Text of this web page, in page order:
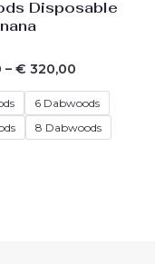
Disposable
– € 320,00
6 Dabwoods
8 Dabwoods